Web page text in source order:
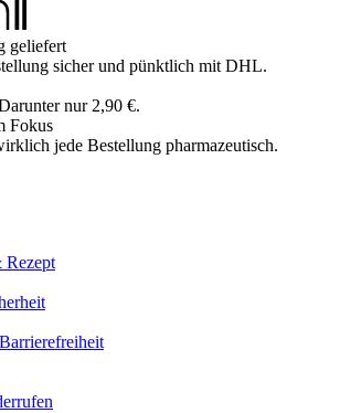
geliefert
sicher und pünktlich mit DHL.
nur 2,90 €.
Fokus
jede Bestellung pharmazeutisch.